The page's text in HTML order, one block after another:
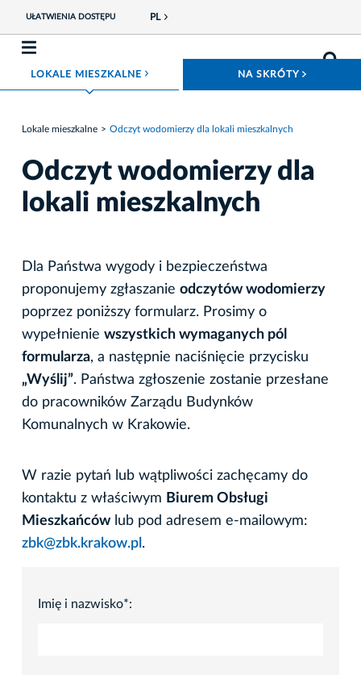
UŁATWIENIA DOSTĘPU PL
LOKALE MIESZKALNE ROZWIŃ MENU NA SKRÓTY
Lokale mieszkalne Odczyt wodomierzy dla lokali mieszkalnych
Odczyt wodomierzy dla
lokali mieszkalnych
Dla Państwa wygody i bezpieczeństwa
proponujemy zgłaszanie odczytów wodomierzy
poprzez poniższy formularz. Prosimy o
wypełnienie wszystkich wymaganych pól
formularza, a następnie naciśnięcie przycisku
„Wyślij”. Państwa zgłoszenie zostanie przesłane
do pracowników Zarządu Budynków
Komunalnych w Krakowie.
W razie pytań lub wątpliwości zachęcamy do
kontaktu z właściwym Biurem Obsługi
Mieszkańców lub pod adresem e-mailowym:
zbk@zbk.krakow.pl .
Imię i nazwisko*: